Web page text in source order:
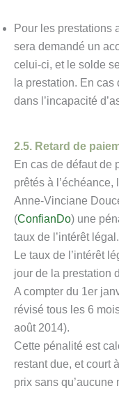
Pour les prestations
sera demandé un
celui-ci, et le solde
la prestation. En
dans l’incapacité
2.5. Retard de
En cas de défaut de
prêtés à l’échéance,
Anne-Vinciane
(ConfianDo) une
taux de l’intérêt légal.
Le taux de l’intérêt
jour de la prestation
A compter du 1er
révisé tous les 6
août 2014).
Cette pénalité est
restant due, et court
prix sans